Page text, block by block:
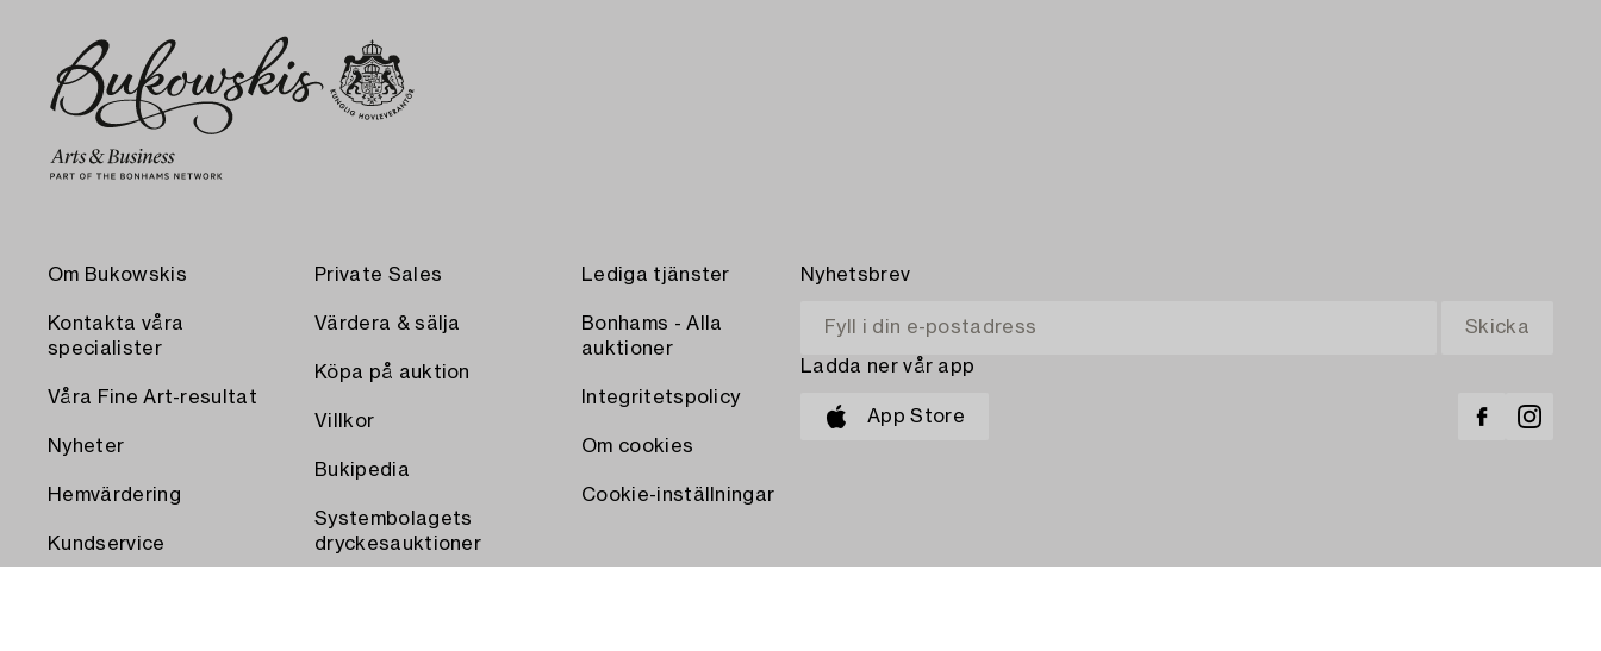
Om Bukowskis
Kontakta våra
specialister
Våra Fine Art-resultat
Nyheter
Hemvärdering
Kundservice
Private Sales
Värdera & sälja
Köpa på auktion
Villkor
Bukipedia
Systembolagets
dryckesauktioner
Lediga tjänster
Bonhams - Alla
auktioner
Integritetspolicy
Om cookies
Cookie-inställningar
Nyhetsbrev
Ladda ner vår app
App Store